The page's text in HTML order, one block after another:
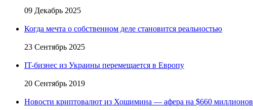
09 Декабрь 2025
Когда мечта о собственном деле становится реальностью
23 Сентябрь 2025
IT-бизнес из Украины перемещается в Европу
20 Сентябрь 2019
Новости криптовалют из Хошимина — афера на $660 миллионов